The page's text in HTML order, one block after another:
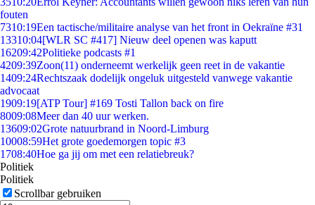
fouten
7310:19Een tactische/militaire analyse van het front in Oekraïne #31
13310:04[WLR SC #417] Nieuw deel openen was kaputt
16209:42Politieke podcasts #1
4209:39Zoon(11) onderneemt werkelijk geen reet in de vakantie
1409:24Rechtszaak dodelijk ongeluk uitgesteld vanwege vakantie
advocaat
1909:19[ATP Tour] #169 Tosti Tallon back on fire
8009:08Meer dan 40 uur werken.
13609:02Grote natuurbrand in Noord-Limburg
10008:59Het grote goedemorgen topic #3
1708:40Hoe ga jij om met een relatiebreuk?
Politiek
Politiek
Scrollbar gebruiken